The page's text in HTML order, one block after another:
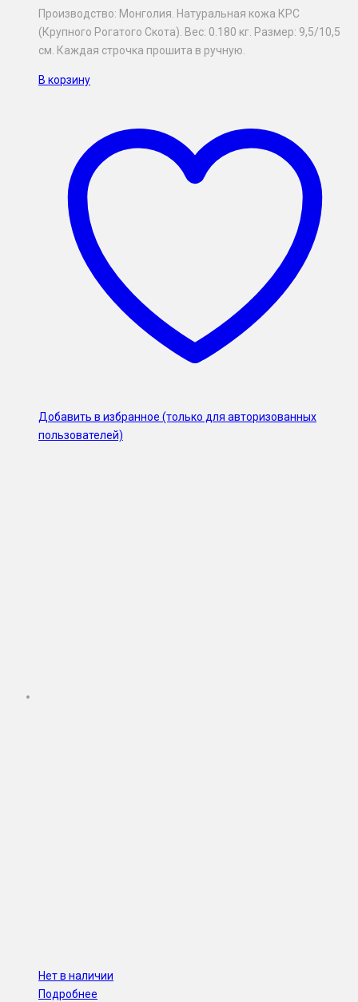
Производство: Монголия. Натуральная кожа КРС
(Крупного Рогатого Скота). Вес: 0.180 кг. Размер: 9,5/10,5
см. Каждая строчка прошита в ручную.
В корзину
Добавить в избранное (только для авторизованных
пользователей)
Нет в наличии
Подробнее